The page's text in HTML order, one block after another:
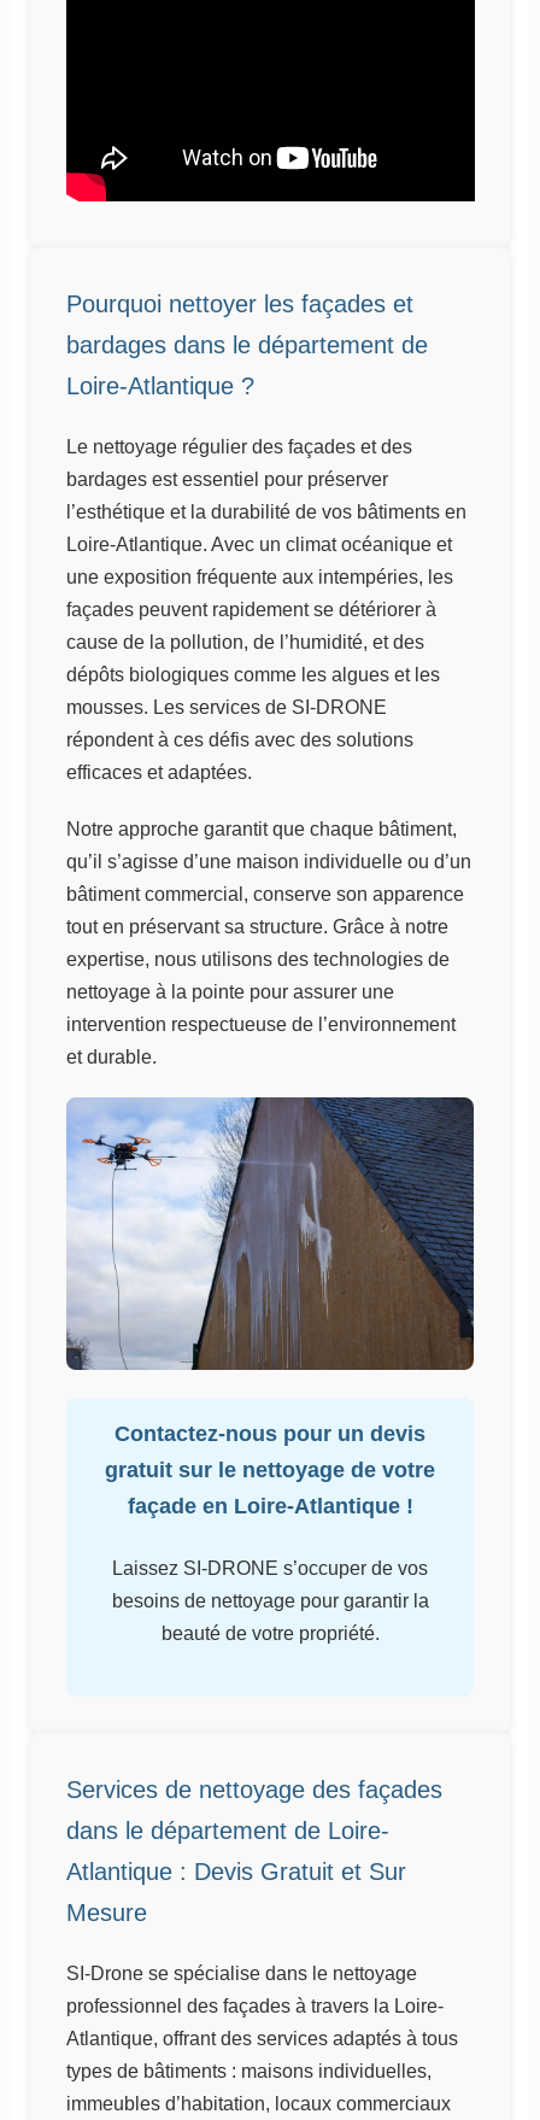
Pourquoi nettoyer les façades et
bardages dans le département de
Loire-Atlantique ?
Le nettoyage régulier des façades et des
bardages est essentiel pour préserver
l’esthétique et la durabilité de vos bâtiments en
Loire-Atlantique. Avec un climat océanique et
une exposition fréquente aux intempéries, les
façades peuvent rapidement se détériorer à
cause de la pollution, de l’humidité, et des
dépôts biologiques comme les algues et les
mousses. Les services de SI-DRONE
répondent à ces défis avec des solutions
efficaces et adaptées.
Notre approche garantit que chaque bâtiment,
qu’il s’agisse d’une maison individuelle ou d’un
bâtiment commercial, conserve son apparence
tout en préservant sa structure. Grâce à notre
expertise, nous utilisons des technologies de
nettoyage à la pointe pour assurer une
intervention respectueuse de l’environnement
et durable.
Contactez-nous pour un devis
gratuit sur le nettoyage de votre
façade en Loire-Atlantique !
Laissez SI-DRONE s’occuper de vos
besoins de nettoyage pour garantir la
beauté de votre propriété.
Services de nettoyage des façades
dans le département de Loire-
Atlantique : Devis Gratuit et Sur
Mesure
SI-Drone se spécialise dans le nettoyage
professionnel des façades à travers la Loire-
Atlantique, offrant des services adaptés à tous
types de bâtiments : maisons individuelles,
immeubles d’habitation, locaux commerciaux